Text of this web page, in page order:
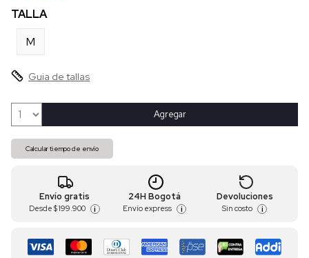
TALLA
M
Guia de tallas
Agregar
Calcular tiempo de envío
Envío gratis
Desde $ 199.900 i
24H Bogotá
Envío express i
Devoluciones
Sin costo i